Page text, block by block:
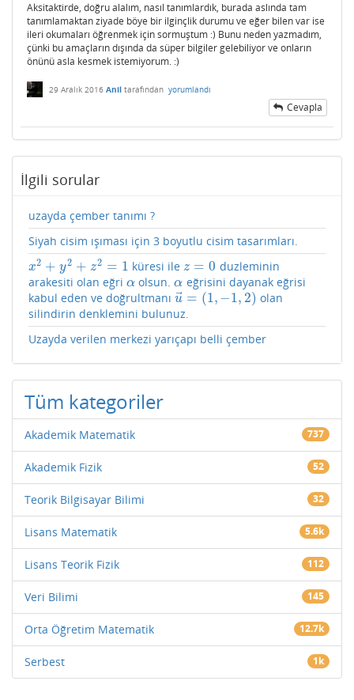
Aksitaktirde, doğru alalım, nasıl tanımlardık, burada aslında tam
tanımlamaktan ziyade böye bir ilginçlik durumu ve eğer bilen var ise
ileri okumaları öğrenmek için sormuştum :) Bunu neden yazmadım,
çünki bu amaçların dışında da süper bilgiler gelebiliyor ve onların
önünü asla kesmek istemiyorum. :)
29 Aralık 2016 Anil tarafından yorumlandı
Cevapla
İlgili sorular
uzayda çember tanımı ?
Siyah cisim ışıması için 3 boyutlu cisim tasarımları.
x2 + y2 + z2 = 1
x2+y2 +z2 =1 küresi ilez = 0
z=0
duzleminin
arakesiti olan eğri α
α olsun.α
α eğrisini dayanak eğrisi
kabul eden ve doğrultmanı u⃗ = (1,−1, 2)
u→= 1,− 1,2)
olan
silindirin denklemini bulunuz.
Uzayda verilen merkezi yarıçapı belli çember
Tüm kategoriler
Akademik Matematik 737
Akademik Fizik 52
Teorik Bilgisayar Bilimi 32
Lisans Matematik 5.6k
Lisans Teorik Fizik 112
Veri Bilimi 145
Orta Öğretim Matematik 12.7k
Serbest 1k